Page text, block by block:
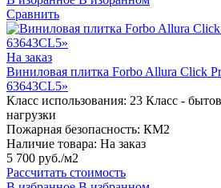
Сравнить
На заказ
Виниловая плитка Forbo Allura Click
63643CL5»
Класс использования: 23 Класс -
нагрузки
Пожарная безопасность: КМ2
Наличие товара: На заказ
5 700 руб./м2
Рассчитать стоимость